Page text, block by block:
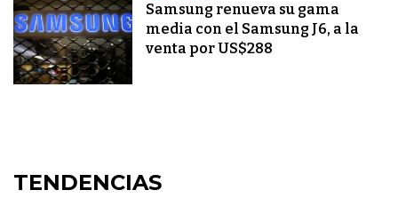
Samsung renueva su gama
media con el Samsung J6, a la
venta por US$288
TENDENCIAS